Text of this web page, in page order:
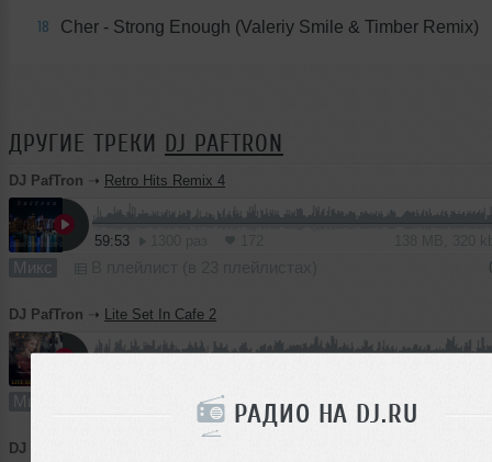
РАДИО НА DJ.RU
18 Сher - Strong Enough (Valeriy Smile & Timber Remix)
ДРУГИЕ ТРЕКИ DJ PAFTRON
DJ PafTron ➝ Retro Hits Remix 4
59:53
Микс
DJ PafTron ➝ Lite Set In Cafe 2
Микс В плейлист (в 1 плейлисте)
DJ PafTron